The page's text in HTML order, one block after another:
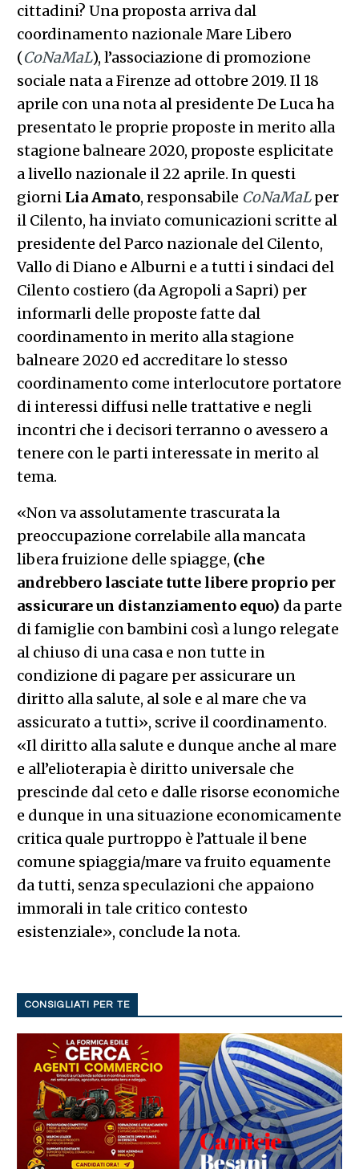
cittadini? Una proposta arriva dal
coordinamento nazionale Mare Libero
(CoNaMaL), l’associazione di promozione
sociale nata a Firenze ad ottobre 2019. Il 18
aprile con una nota al presidente De Luca ha
presentato le proprie proposte in merito alla
stagione balneare 2020, proposte esplicitate
a livello nazionale il 22 aprile. In questi
giorni Lia Amato, responsabile CoNaMaLper
il Cilento, ha inviato comunicazioni scritte al
presidente del Parco nazionale del Cilento,
Vallo di Diano e Alburni e a tutti i sindaci del
Cilento costiero (da Agropoli a Sapri) per
informarli delle proposte fatte dal
coordinamento in merito alla stagione
balneare 2020 ed accreditare lo stesso
coordinamento come interlocutore portatore
di interessi diffusi nelle trattative e negli
incontri che i decisori terranno o avessero a
tenere con le parti interessate in merito al
tema.
«Non va assolutamente trascurata la
preoccupazione correlabile alla mancata
libera fruizione delle spiagge, (che
andrebbero lasciate tutte libere proprio per
assicurare un distanziamento equo) da parte
di famiglie con bambini così a lungo relegate
al chiuso di una casa e non tutte in
condizione di pagare per assicurare un
diritto alla salute, al sole e al mare che va
assicurato a tutti», scrive il coordinamento.
«Il diritto alla salute e dunque anche al mare
e all’elioterapia è diritto universale che
prescinde dal ceto e dalle risorse economiche
e dunque in una situazione economicamente
critica quale purtroppo è l’attuale il bene
comune spiaggia/mare va fruito equamente
da tutti, senza speculazioni che appaiono
immorali in tale critico contesto
esistenziale», conclude la nota.
CONSIGLIATI PER TE